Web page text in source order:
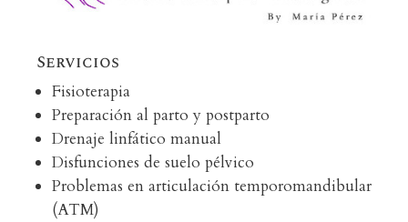
Servicios
Fisioterapia
Preparación al parto y postparto
Drenaje linfático manual
Disfunciones de suelo pélvico
Problemas en articulación temporomandibular
(ATM)